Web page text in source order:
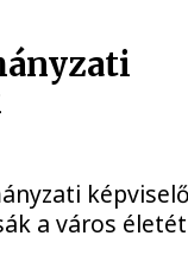
a város életét